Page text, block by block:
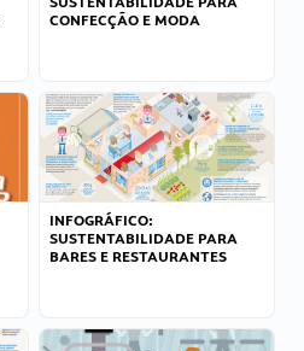
CONFECÇÃO E MODA
INFOGRÁFICO:
SUSTENTABILIDADE PARA
BARES E RESTAURANTES